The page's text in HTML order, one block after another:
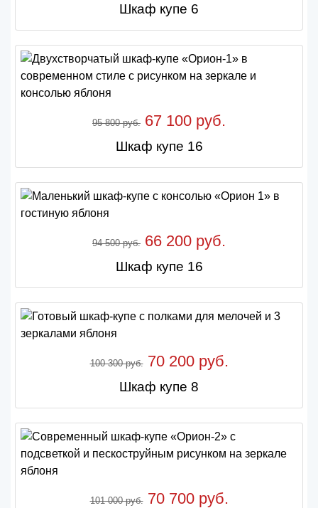
Шкаф купе 6
95 800 руб. 67 100 руб.
Шкаф купе 16
94 500 руб. 66 200 руб.
Шкаф купе 16
100 300 руб.70 200 руб.
Шкаф купе 8
101 000 руб.70 700 руб.